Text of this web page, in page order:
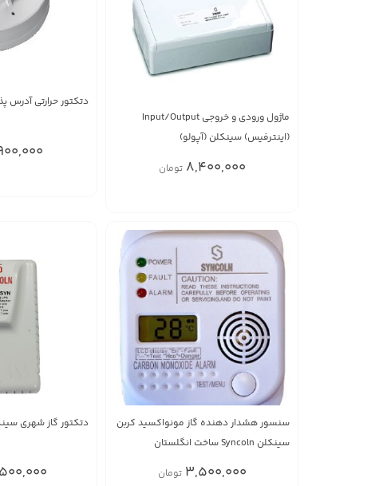
ماژول ورودی و خروجی Input/Output
(اینترفیس) سینکلن (آپولو)
8,400,000 تومان
دتکتور حرارتی آدرس
سنسور هشدار دهنده گاز مونواکسید کربن
سینکلن Syncoln ساخت انگلستان
3,500,000 تومان
دتکتور گاز شهری